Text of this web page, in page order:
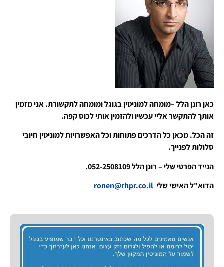
כאן רונן הלל –מומחה למוניטין בגוגל ומומחה לתקשורת. אני מזמין
אותך להתקשר אליי עכשיו ולהזמין אותי לכוס קפה.
זה הכל. מכאן כל הדרכים פתוחות וכל האפשרויות למוניטין חיובי
סלולות לפנייך.
הנייד הפרטי שלי – רונן הלל 052-2508109.
הדוא"ל האישי שלי